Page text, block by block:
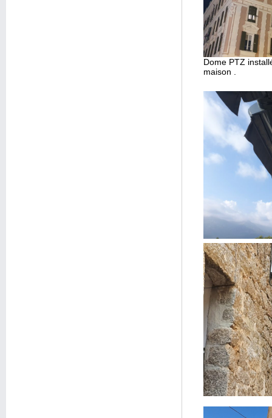
Dome PTZ
maison .